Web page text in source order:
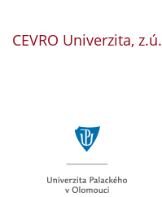
CEVRO Univerzita, z.ú.